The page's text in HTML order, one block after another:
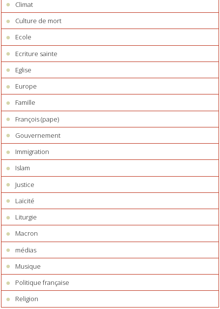
Climat
Culture de mort
Ecole
Ecriture sainte
Eglise
Europe
Famille
François (pape)
Gouvernement
Immigration
Islam
Justice
Laïcité
Liturgie
Macron
médias
Musique
Politique française
Religion